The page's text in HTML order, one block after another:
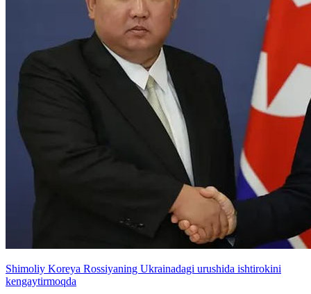
Shimoliy Koreya Rossiyaning Ukrainadagi urushida ishtirokini
kengaytirmoqda